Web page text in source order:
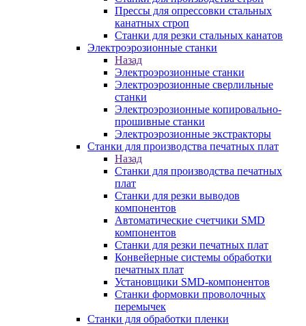
Прессы для опрессовки стальных
канатных строп
Станки для резки стальных канатов
Электроэрозионные станки
Назад
Электроэрозионные станки
Электроэрозионные сверлильные
станки
Электроэрозионные копировально-
прошивные станки
Электроэрозионные экстракторы
Станки для производства печатных плат
Назад
Станки для производства печатных
плат
Станки для резки выводов
компонентов
Автоматические счетчики SMD
компонентов
Станки для резки печатных плат
Конвейерные системы обработки
печатных плат
Установщики SMD-компонентов
Станки формовки проволочных
перемычек
Станки для обработки пленки